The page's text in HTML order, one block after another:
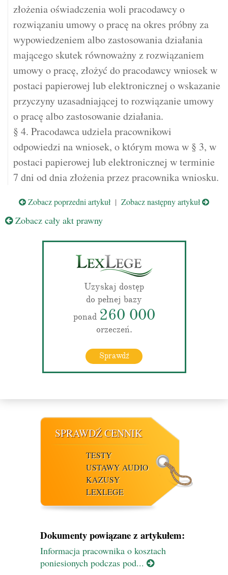
złożenia oświadczenia woli pracodawcy o
rozwiązaniu umowy o pracę na okres próbny za
wypowiedzeniem albo zastosowania działania
mającego skutek równoważny z rozwiązaniem
umowy o pracę, złożyć do pracodawcy wniosek w
postaci papierowej lub elektronicznej o wskazanie
przyczyny uzasadniającej to rozwiązanie umowy
o pracę albo zastosowanie działania.
§ 4. Pracodawca udziela pracownikowi
odpowiedzi na wniosek, o którym mowa w § 3, w
postaci papierowej lub elektronicznej w terminie
7 dni od dnia złożenia przez pracownika wniosku.
Zobacz poprzedni artykuł | Zobacz następny artykuł
Zobacz cały akt prawny
Uzyskaj dostęp
do pełnej bazy
ponad 260 000
orzeczeń.
Sprawdź
SPRAWDŹ CENNIK
TESTY
USTAWY AUDIO
KAZUSY
LEXLEGE
Dokumenty powiązane z artykułem:
Informacja pracownika o kosztach
poniesionych podczas pod...